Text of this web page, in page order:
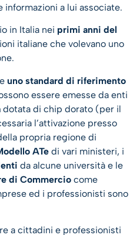
informazioni a lui associate.
in Italia nei primi anni del
italiane che volevano uno
uno standard di riferimento
essere emesse da enti
dotata di chip dorato (per il
l’attivazione presso
propria regione di
ATe di vari ministeri, i
da alcune università e le
di Commercio come
ed i professionisti sono
a cittadini e professionisti